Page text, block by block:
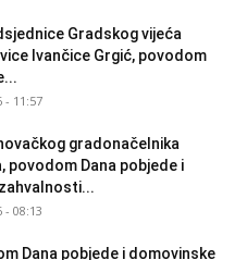
Gradskog vijeća
Ivančice Grgić, povodom
- 11:57
gradonačelnika
povodom Dana pobjede i
- 08:13
Dana pobjede i domovinske